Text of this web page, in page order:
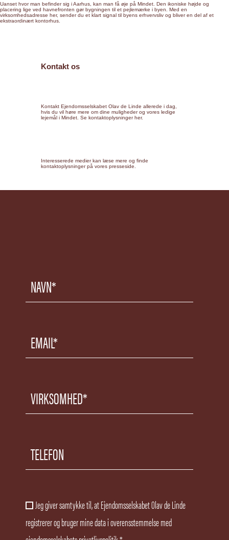
Uanset hvor man befinder sig i Aarhus, kan man få øje på Mindet. Den ikoniske højde og
placering lige ved havnefronten gør bygningen til et pejlemærke i byen. Med en
virksomhedsadresse her, sender du et klart signal til byens erhvervsliv og bliver en del af et
ekstraordinært kontorhus.
Kontakt os
Kontakt Ejendomsselskabet Olav de Linde allerede i dag,
hvis du vil høre mere om dine muligheder og vores ledige
lejemål i Mindet. Se kontaktoplysninger her.
Interesserede medier kan læse mere og finde
kontaktoplysninger på vores presseside.
Jeg giver samtykke til, at Ejendomsselskabet Olav de Linde
registrerer og bruger mine data i overensstemmelse med